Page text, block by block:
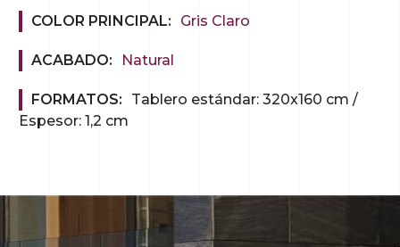
COLOR PRINCIPAL: Gris Claro
ACABADO: Natural
FORMATOS:
Tablero estándar: 320x160 cm /
Espesor: 1,2 cm